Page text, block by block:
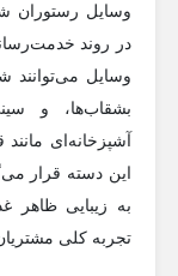
وسایل رستوران
در روند
وسایل می‌توانند
بشقاب‌ها، و
آشپزخانه‌ای مانند
این دسته قرار
به زیبایی ظاهر
تجربه کلی مشتریان